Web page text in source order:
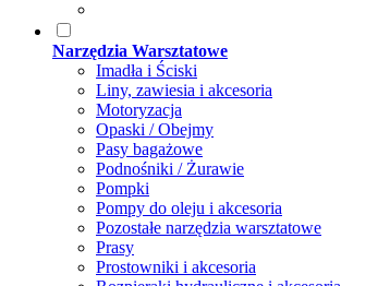
Narzędzia Warsztatowe
Imadła i Ściski
Liny, zawiesia i akcesoria
Motoryzacja
Opaski / Obejmy
Pasy bagażowe
Podnośniki / Żurawie
Pompki
Pompy do oleju i akcesoria
Pozostałe narzędzia warsztatowe
Prasy
Prostowniki i akcesoria